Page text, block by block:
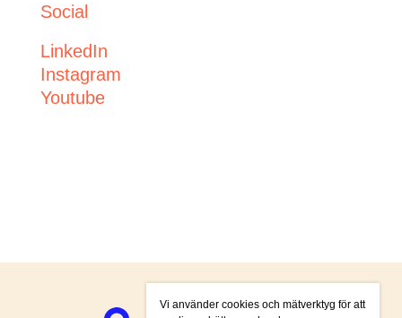
Social
LinkedIn
Instagram
Youtube
Vi använder cookies och mätverktyg för att